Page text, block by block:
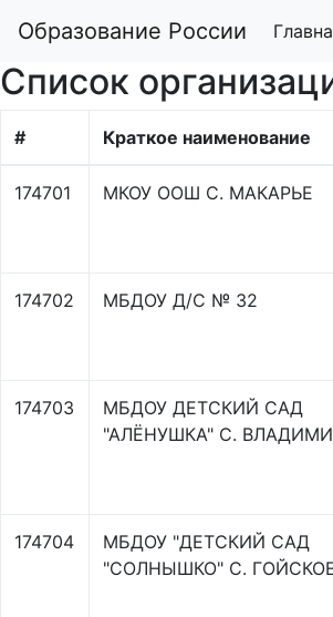
Образование России
Список
# Краткое наименование
174701 МКОУ ООШ С. МАКАРЬЕ
174702 МБДОУ Д/С № 32
174703
МБДОУ ДЕТСКИЙ САД
"АЛЁНУШКА" С.
174704
МБДОУ "ДЕТСКИЙ САД
"СОЛНЫШКО" С.